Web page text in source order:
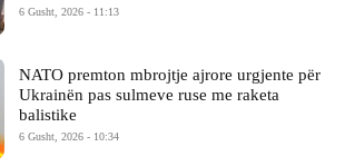
6 Gusht, 2026 - 11:13
NATO premton mbrojtje ajrore urgjente për
Ukrainën pas sulmeve ruse me raketa
balistike
6 Gusht, 2026 - 10:34